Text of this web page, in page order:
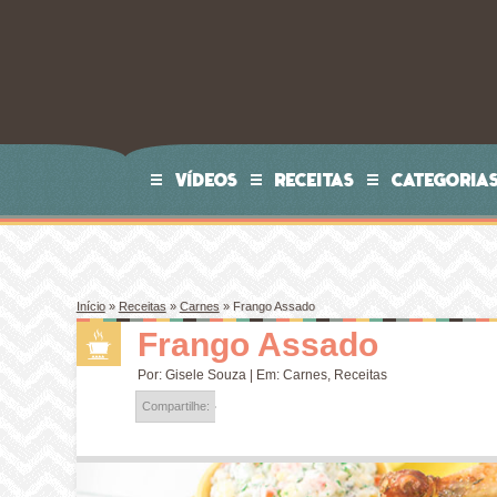
VÍDEOS RECEITAS
Início» Receitas» Carnes» Frango Assado
Frango Assado
Por: Gisele Souza| Em: Carnes, Receitas
Compartilhe: